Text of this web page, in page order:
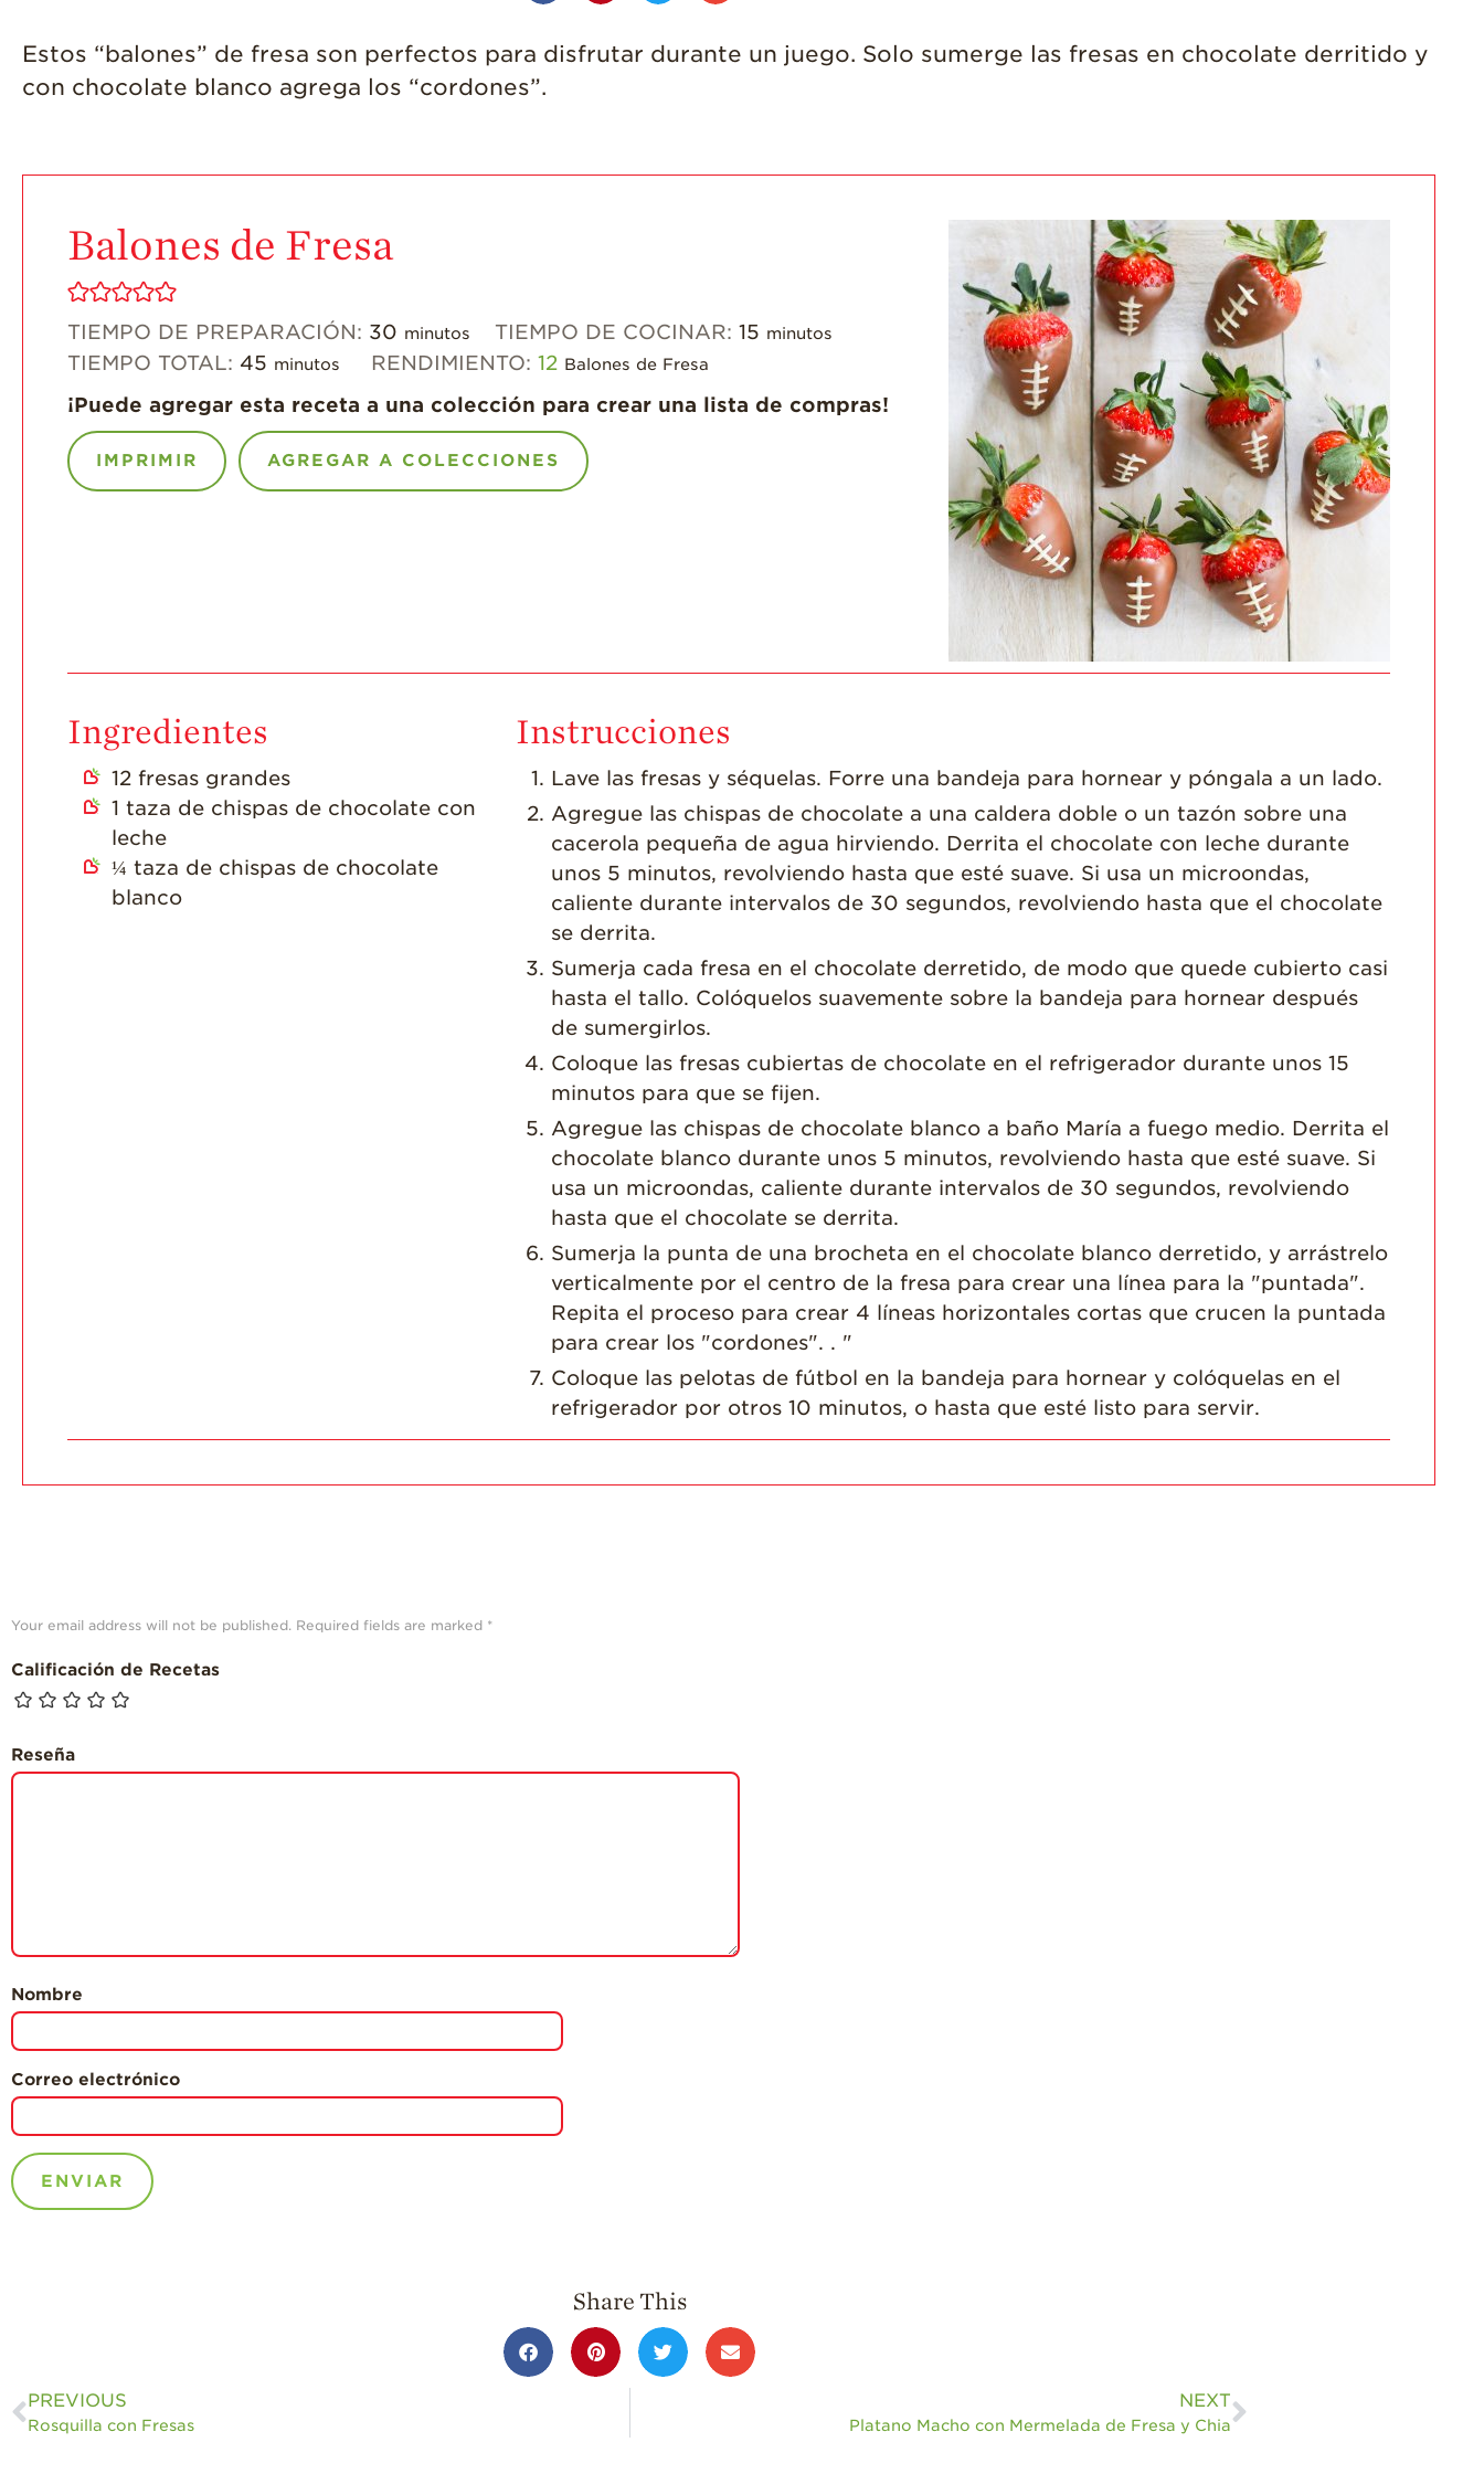
¡Come Más Snacks!
Recetas Festivas
Videos de Recetas
Historias de
Agricultores
Trabajadores
Estos “balones” de fresa son perfectos para disfrutar durante un juego. Solo sumerge las fresas en chocolate derritido y
con chocolate blanco agrega los “cordones”.
Balones de Fresa
TIEMPO DE PREPARACIÓN: 30 minutos TIEMPO DE COCINAR: 15 minutos
TIEMPO TOTAL: 45 minutos RENDIMIENTO: 12 Balones de Fresa
¡Puede agregar esta receta a una colección para crear una lista de compras!
IMPRIMIR AGREGAR A COLECCIONES
Ingredientes
12 fresas grandes
1 taza de chispas de chocolate con
leche
¼ taza de chispas de chocolate
blanco
Instrucciones
Lave las fresas y séquelas. Forre una bandeja para hornear y póngala a un lado.
Agregue las chispas de chocolate a una caldera doble o un tazón sobre una
cacerola pequeña de agua hirviendo. Derrita el chocolate con leche durante
unos 5 minutos, revolviendo hasta que esté suave. Si usa un microondas,
caliente durante intervalos de 30 segundos, revolviendo hasta que el chocolate
se derrita.
Sumerja cada fresa en el chocolate derretido, de modo que quede cubierto casi
hasta el tallo. Colóquelos suavemente sobre la bandeja para hornear después
de sumergirlos.
Coloque las fresas cubiertas de chocolate en el refrigerador durante unos 15
minutos para que se fijen.
Agregue las chispas de chocolate blanco a baño María a fuego medio. Derrita el
chocolate blanco durante unos 5 minutos, revolviendo hasta que esté suave. Si
usa un microondas, caliente durante intervalos de 30 segundos, revolviendo
hasta que el chocolate se derrita.
Sumerja la punta de una brocheta en el chocolate blanco derretido, y arrástrelo
verticalmente por el centro de la fresa para crear una línea para la "puntada".
Repita el proceso para crear 4 líneas horizontales cortas que crucen la puntada
para crear los "cordones". . "
Coloque las pelotas de fútbol en la bandeja para hornear y colóquelas en el
refrigerador por otros 10 minutos, o hasta que esté listo para servir.
Your email address will not be published. Required fields are marked *
Calificación de Recetas
Reseña
Nombre
Correo electrónico
Share This
PREVIOUS
Rosquilla con Fresas
NEXT
Platano Macho con Mermelada de Fresa y Chia